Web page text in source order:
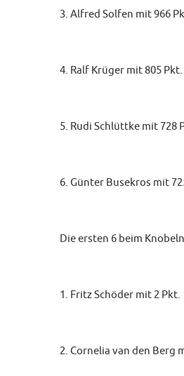
3. Alfred Solfen mit 966
4. Ralf Krüger mit 805 Pkt.
5. Rudi Schlüttke mit 728
6. Günter Busekros mit
Die ersten 6 beim
1. Fritz Schöder mit 2 Pkt.
2. Cornelia van den Berg